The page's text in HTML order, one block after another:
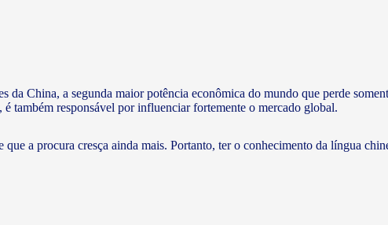
China, a segunda maior potência econômica do mundo que perde
também responsável por influenciar fortemente o mercado global.
a procura cresça ainda mais. Portanto, ter o conhecimento da língua